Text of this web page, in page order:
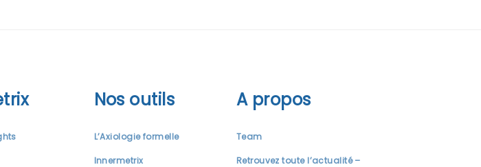
Nos outils
L’Axiologie formelle
Innermetrix
A propos
Team
Retrouvez toute l’actualité –